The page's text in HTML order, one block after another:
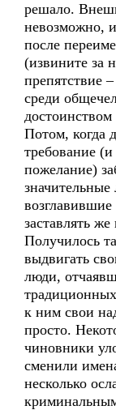
решало.
невозможно,
после
(извините за
препятствие
среди
достоинством
Потом, когда
требование
пожелание)
заставлять
Получилось
выдвигать
люди,
к ним свои
просто.
чиновники
сменили
несколько